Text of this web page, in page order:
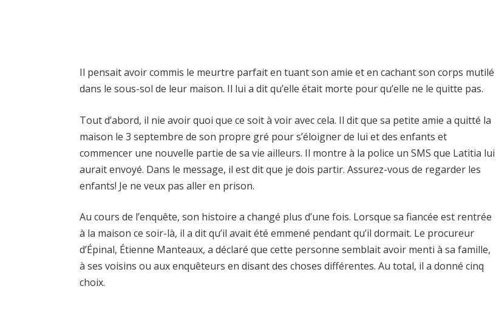
Il pensait avoir commis le meurtre parfait en tuant son amie et en cachant son corps mutilé
dans le sous-sol de leur maison. Il lui a dit qu’elle était morte pour qu’elle ne le quitte pas.
Tout d’abord, il nie avoir quoi que ce soit à voir avec cela. Il dit que sa petite amie a quitté la
maison le 3 septembre de son propre gré pour s’éloigner de lui et des enfants et
commencer une nouvelle partie de sa vie ailleurs. Il montre à la police un SMS que Latitia lui
aurait envoyé. Dans le message, il est dit que je dois partir. Assurez-vous de regarder les
enfants! Je ne veux pas aller en prison.
Au cours de l’enquête, son histoire a changé plus d’une fois. Lorsque sa fiancée est rentrée
à la maison ce soir-là, il a dit qu’il avait été emmené pendant qu’il dormait. Le procureur
d’Épinal, Étienne Manteaux, a déclaré que cette personne semblait avoir menti à sa famille,
à ses voisins ou aux enquêteurs en disant des choses différentes. Au total, il a donné cinq
choix.